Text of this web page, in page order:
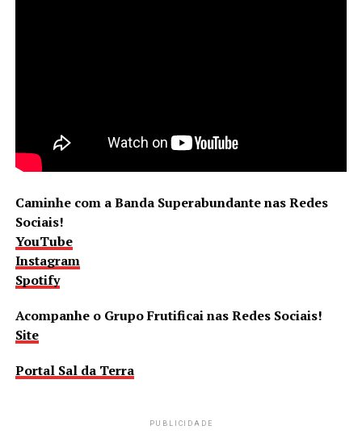
Caminhe com a Banda Superabundante nas Redes
Sociais!
YouTube
Instagram
Spotify
Acompanhe o Grupo Frutificai nas Redes Sociais!
Site
Portal Sal da Terra
PUBLICIDADE